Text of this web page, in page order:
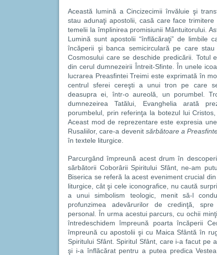
Această lumină a Cincizecimii învăluie şi
stau adunaţi apostolii, casă care face
temelii la împlinirea promisiunii Mântuitorului.
Lumină sunt apostolii “înflăcăraţi” de limbile
încăperii şi banca semicirculară pe care
Cosmosului care se deschide predicării. Totul
din cerul dumnezeirii Întreit-Sfinte. În unele
lucrarea Preasfintei Treimi este exprimată în
centrul sferei cereşti a unui tron pe care
deasupra ei, într-o aureolă, un porumbel.
dumnezeirea Tatălui, Evanghelia arată
porumbelul, prin referinţa la botezul lui
Aceast mod de reprezentare este expresia
Rusaliilor, care-a devenit sărbătoare a
în textele liturgice.
Parcurgând împreună acest drum în
sărbătorii Coborârii Spiritului Sfânt, ne-am
Biserica se referă la acest eveniment crucial
liturgice, cât şi cele iconografice, nu caută
a unui simbolism teologic, menit să-l
profunzimea adevărurilor de credinţă,
personal. În urma acestui parcurs, cu ochii
întredeschidem împreună poarta încăperii
împreună cu apostolii şi cu Maica Sfântă în
Spiritului Sfânt. Spiritul Sfânt, care i-a facut pe
şi i-a înflăcărat pentru a putea predica